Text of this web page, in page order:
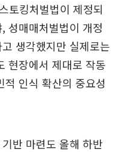
토킹처벌법이 제정되
성매매처벌법이 개정
생각했지만 실제로는
현장에서 제대로 작동
인식 확산의 중요성
반 마련도 올해 하반